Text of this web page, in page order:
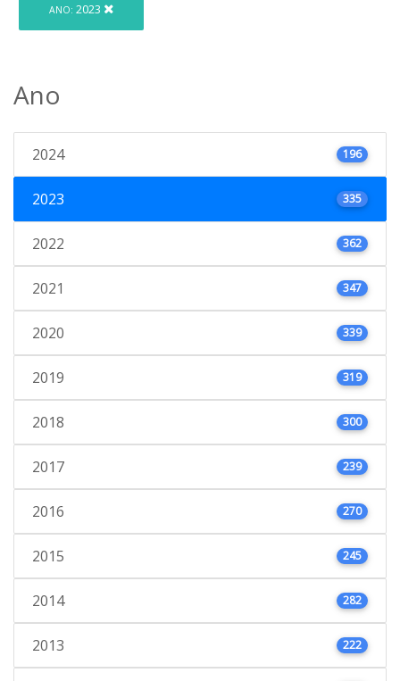
ANO: 2023
Ano
2024 196
2023 335
2022 362
2021 347
2020 339
2019 319
2018 300
2017 239
2016 270
2015 245
2014 282
2013 222